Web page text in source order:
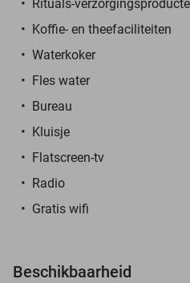
Rituals-
Koffie- en theefaciliteiten
Waterkoker
Fles water
Bureau
Kluisje
Flatscreen-tv
Radio
Gratis wifi
Beschikbaarheid